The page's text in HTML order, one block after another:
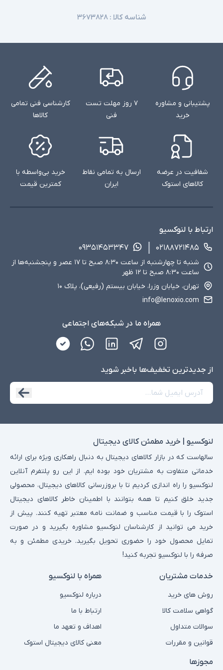
شناسه کالا :۳۶۷۳۸۲۸
پشتیبانی و مشاوره
خرید
۷ روز مهلت تست
فنی
کارشناسی فنی تمامی
کالاها
شفافیت در عرضه
کالاهای استوک
ارسال به تمامی نقاط
ایران
خرید بی‌واسطه با
کمترین قیمت
ارتباط با لنوکسیو
۰۲۱۸۸۷۲۱۴۸۵
۰۹۳۵۱۴۵۳۳۴۷
شنبه تا چهارشنبه از ساعت ۸:۳۰ صبح تا ۱۷ عصر و پنجشنبه‌ها از
ساعت ۸:۳۰ صبح تا ۱۲ ظهر
تهران، خیابان وزرا، خیابان بیستم (رفیعی)، پلاک ۱۰
info@lenoxio.com
همراه ما در شبکه‌های اجتماعی
از جدید‌ترین تخفیف‌ها با‌خبر شوید
لنوکسیو | خرید مطمئن کالای دیجیتال
سالهاست که در بازار کالاهای دیجیتال به دنبال راهکاری ویژه برای ارائه
خدماتی متفاوت به مشتریان خود بوده ایم. از این رو پلتفرم آنلاین
لنوکسیو را راه اندازی کردیم تا با بروزرسانی کالاهای دیجیتال، محصولی
جدید خلق کنیم تا همه بتوانند با اطمینان خاطر کالاهای دیجیتال
استوک را با قیمت مناسب و ضمانت نامه معتبر تهیه کنند. پیش از
خرید می توانید از کارشناسان لنوکسیو مشاوره بگیرید و در صورت
تمایل محصول خود را حضوری تحویل بگیرید. خریدی مطمئن و به
صرفه را با لنوکسیو تجربه کنید!
خدمات مشتریان
روش های خرید
گواهی سلامت کالا
سوالات متداول
قوانین و مقررات
همراه با لنوکسیو
درباره لنوکسیو
ارتباط با ما
اهداف و تعهد ما
معنی کالای دیجیتال استوک
مجوزها